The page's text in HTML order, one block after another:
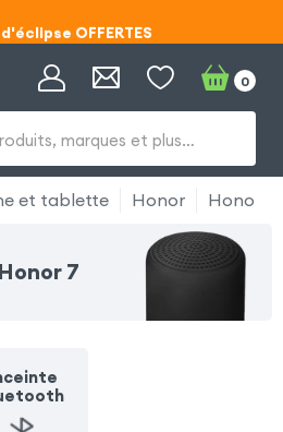
ECLIPSE55
ECLIPSE55marques et plus…
0
et tablette Honor Honor 7
7